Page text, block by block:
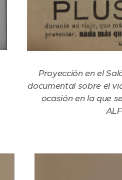
Proyección en el
documental sobre el
ocasión en la que